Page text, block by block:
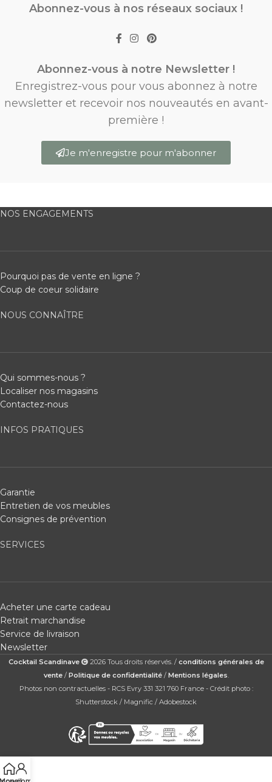
Abonnez-vous à nos réseaux sociaux !
Abonnez-vous à notre Newsletter !
Enregistrez-vous pour vous abonnez à notre
newsletter et recevoir nos nouveautés en avant-
première !
Je m'enregistre pour m'abonner
NOS ENGAGEMENTS
Pourquoi pas de vente en ligne ?
Coup de coeur solidaire
NOUS CONNAÎTRE
Qui sommes-nous ?
Localiser nos magasins
Contactez-nous
INFOS PRATIQUES
Garantie
Entretien de vos meubles
Consignes de prévention
SERVICES
Acheter une carte cadeau
Retrait marchandise
Service de livraison
Newsletter
Cocktail Scandinave 2026 Tous droits réservés. / conditions générales de
vente/ Politique de confidentialité/ Mentions légales
Photos non contractuelles - RCS Evry 331 321 760 France - Crédit photo :
Shutterstock / Magnific / Adobestock